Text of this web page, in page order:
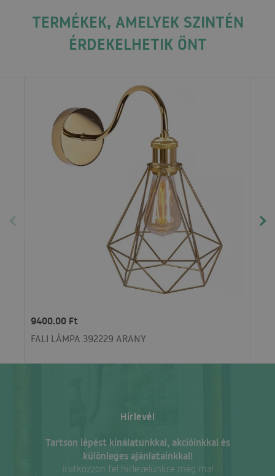
TERMÉKEK, AMELYEK SZINTÉN
ÉRDEKELHETIK ÖNT
9400.00 Ft
FALI LÁMPA 392229 ARANY
Hírlevél
Tartson lépést kínálatunkkal, akcióinkkal és
különleges ajánlatainkkal!
Iratkozzon fel hírlevelünkre még ma!